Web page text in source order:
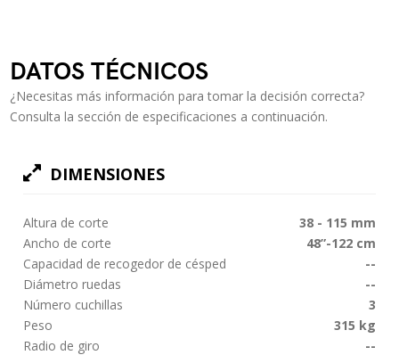
DATOS TÉCNICOS
¿Necesitas más información para tomar la decisión correcta?
Consulta la sección de especificaciones a continuación.
DIMENSIONES
Altura de corte
38 - 115 mm
Ancho de corte
48”-122 cm
Capacidad de recogedor de césped
--
Diámetro ruedas
--
Número cuchillas
3
Peso
315 kg
Radio de giro
--